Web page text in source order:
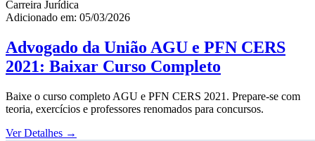
Carreira Jurídica
Adicionado em: 05/03/2026
Advogado da União AGU e PFN CERS
2021: Baixar Curso Completo
Baixe o curso completo AGU e PFN CERS 2021. Prepare-se com
teoria, exercícios e professores renomados para concursos.
Ver Detalhes →